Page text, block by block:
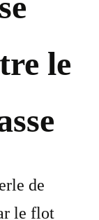
le
de
le flot